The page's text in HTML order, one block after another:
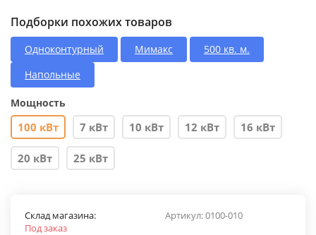
Подборки похожих товаров
Одноконтурный Мимакс
500 кв. м.
Напольные
Мощность
100 кВт 7 кВт 10 кВт 12 кВт 16 кВт
20 кВт 25 кВт
Артикул:0100-010
Склад магазина:
Под заказ